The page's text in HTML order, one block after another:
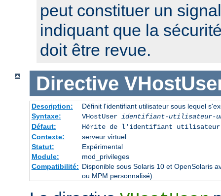
peut constituer un
indiquant que la
doit être revue.
Directive
Description:
Définit l'identifiant utilisateur sous lequel
Syntaxe:
VHostUser identifiant-utilisateur-
Défaut:
Hérite de l'identifiant
Contexte:
serveur virtuel
Statut:
Expérimental
Module:
mod_privileges
Compatibilité: Disponible sous Solaris 10 et OpenSolaris
ou MPM personnalisé).